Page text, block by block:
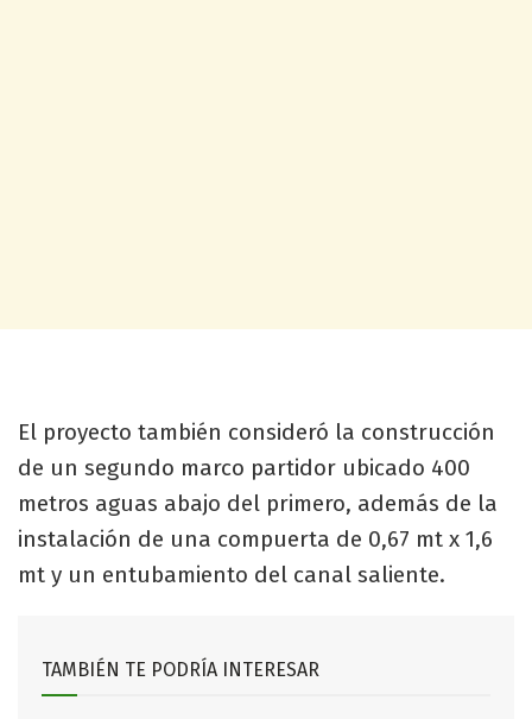
El proyecto también consideró la construcción
de un segundo marco partidor ubicado 400
metros aguas abajo del primero, además de la
instalación de una compuerta de 0,67 mt x 1,6
mt y un entubamiento del canal saliente.
TAMBIÉN TE PODRÍA INTERESAR